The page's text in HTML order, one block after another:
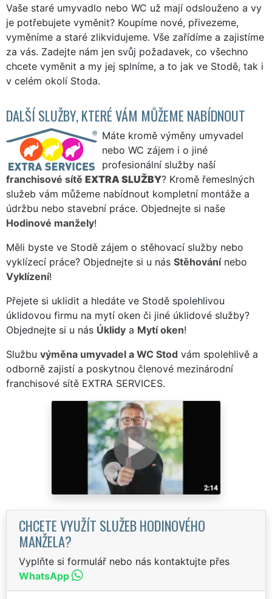
Vaše staré umyvadlo nebo WC už mají odslouženo a vy
je potřebujete vyměnit? Koupíme nové, přivezeme,
vyměníme a staré zlikvidujeme. Vše zařídíme a zajistíme
za vás. Zadejte nám jen svůj požadavek, co všechno
chcete vyměnit a my jej splníme, a to jak ve Stodě, tak i
v celém okolí Stoda.
DALŠÍ SLUŽBY, KTERÉ VÁM MŮŽEME NABÍDNOUT
Máte kromě výměny umyvadel
nebo WC zájem i o jiné
profesionální služby naší
franchisové sítě EXTRA SLUŽBY? Kromě řemeslných
služeb vám můžeme nabídnout kompletní montáže a
údržbu nebo stavební práce. Objednejte si naše
Hodinové manžely!
Měli byste ve Stodě zájem o stěhovací služby nebo
vyklízecí práce? Objednejte si u nás Stěhovánínebo
Vyklízení!
Přejete si uklidit a hledáte ve Stodě spolehlivou
úklidovou firmu na mytí oken či jiné úklidové služby?
Objednejte si u nás Úklidy a Mytí oken!
Službu výměna umyvadel a WC Stod vám spolehlivě a
odborně zajistí a poskytnou členové mezinárodní
franchisové sítě EXTRA SERVICES.
CHCETE VYUŽÍT SLUŽEB HODINOVÉHO
MANŽELA?
Vyplňte si formulář nebo nás kontaktujte přes
WhatsApp